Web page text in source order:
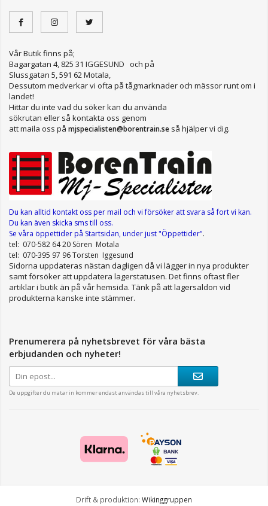
Vår Butik finns på;
Bagargatan 4, 825 31 IGGESUND och på
Slussgatan 5, 591 62 Motala,
Dessutom medverkar vi ofta på tågmarknader och mässor runt om i
landet!
Hittar du inte vad du söker kan du använda
sökrutan eller så kontakta oss genom
att maila oss på mjspecialisten@borentrain.se så hjälper vi dig.
Du kan alltid kontakt oss per mail och vi försöker att svara så fort vi kan.
Du kan även skicka sms till oss.
Se våra öppettiderpå Startsidan, under just "Öppettider".
tel: 070-582 64 20 Sören Motala
tel: 070-395 97 96 Torsten Iggesund
Sidorna uppdateras nästan dagligen då vi lägger in nya produkter
samt försöker att uppdatera lagerstatusen. Det finns oftast fler
artiklar i butik än på vår hemsida. Tänk på att lagersaldon vid
produkterna kanske inte stämmer.
Prenumerera på nyhetsbrevet för våra bästa
erbjudanden och nyheter!
De uppgifter du matar in kommer endast användas till våra nyhetsbrev.
Drift & produktion: Wikinggruppen